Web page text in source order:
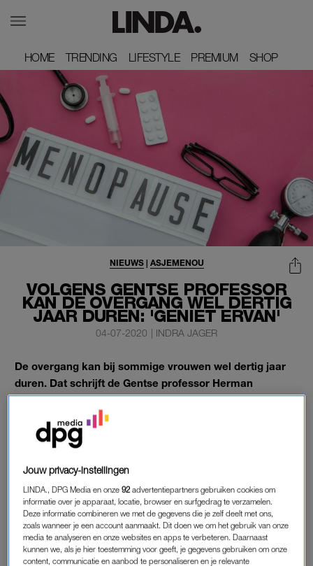
HOME
HOME TRENDING
TRENDING LIFESTYLE
LIFESTYLE PREMIUM
PREMIUM SHOP
SHOP
VOLGENS GENTSE PROFESSOR
KAN DE OVERGANG WEL DERTIG
JAAR DUREN: 'GENIET ERVAN'
NIEUWS| ASJEMENOU
04-07-2020 | INDRA JAGER
De overgang kan bij sommige vrouwen wel dertig jaar
duren. Dat schrijft de Gentse professor Herman
Depypere in zijn nieuwe boek. ‘De menopauze is
allesbehalve een intermezzo.’
Depypere, die sinds de jaren negentig hoofd is van de
misverstand’ dat demenopauze
onlinebevraging die we met de Belgische
menopauzevereniging in 2016 organiseerden, leert dat meer
dan 60 procent van de Belgische vrouwen het als iets tijdelijks
ziet.”
Jouw privacy-instellingen
LINDA., DPG Media en onze92 advertentiepartners gebruiken cookies om
informatie over je apparaat, locatie, browser en surfgedrag te verzamelen.
Deze informatie combineren we met de gegevens die je zelf deelt met ons,
zoals wanneer je een account aanmaakt. Dit doen we om het gebruik van onze
media te analyseren en onze websites en apps te verbeteren. Daarnaast
kunnen we, als je hier toestemming voor geeft, je gegevens gebruiken om onze
content, communicatie en aanbod te personaliseren en je relevante